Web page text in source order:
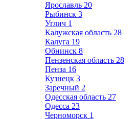
Ярославль 20
Рыбинск 3
Углич 1
Калужская область 28
Калуга 19
Обнинск 8
Пензенская область 28
Пенза 16
Кузнецк 3
Заречный 2
Одесская область 27
Одесса 23
Черноморск 1